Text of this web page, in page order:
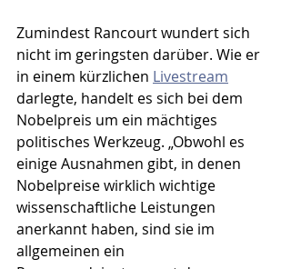
Zumindest Rancourt wundert sich
nicht im geringsten darüber. Wie er
in einem kürzlichen Livestream
darlegte, handelt es sich bei dem
Nobelpreis um ein mächtiges
politisches Werkzeug. „Obwohl es
einige Ausnahmen gibt, in denen
Nobelpreise wirklich wichtige
wissenschaftliche Leistungen
anerkannt haben, sind sie im
allgemeinen ein